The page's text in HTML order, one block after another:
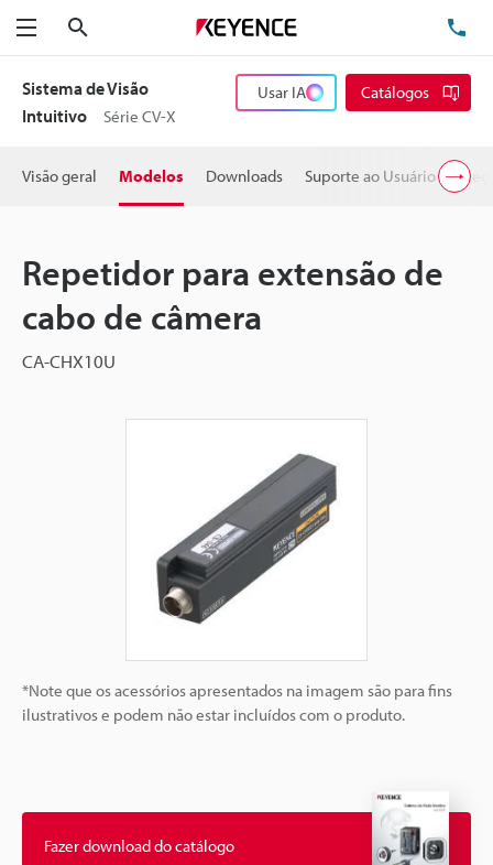
Menu
Sistema de Visão
Intuitivo
Série CV-X
Usar IA Catálogos
Visão geral Modelos Downloads Suporte ao Usuário
Repetidor para extensão de
cabo de câmera
CA-CHX10U
*Note que os acessórios apresentados na imagem são para fins
ilustrativos e podem não estar incluídos com o produto.
Fazer download do catálogo